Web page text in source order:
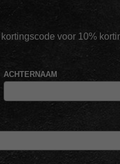
voor 10%
ACHTERNAAM